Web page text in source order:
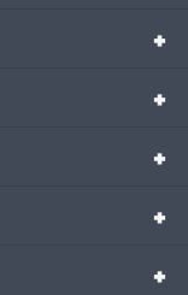
+
+
+
+
+